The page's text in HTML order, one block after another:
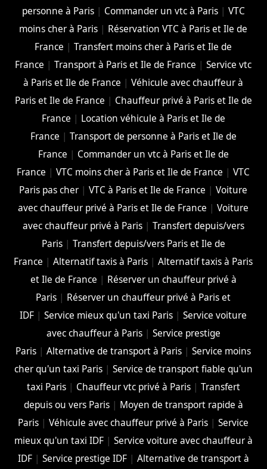
personne à Paris| Commander un vtc à Paris| VTC
moins cher à Paris | Réservation VTC à Paris et Ile de
France |Transfert moins cher à Paris et Ile de
France |Transport à Paris et Ile de France |Service vtc
à Paris et Ile de France |Véhicule avec chauffeur à
Paris et Ile de France | Chauffeur privé à Paris et Ile de
France | Location véhicule à Paris et Ile de
France | Transport de personne à Paris et Ile de
France | Commander un vtc à Paris et Ile de
France |VTC moins cher à Paris et Ile de France |VTC
Paris pas cher |VTC à Paris et Ile de France |Voiture
avec chauffeur privé à Paris et Ile de France |Voiture
avec chauffeur privé à Paris| Transfert depuis/vers
Paris| Transfert depuis/vers Paris et Ile de
France |Alternatif taxis à Paris |Alternatif taxis à Paris
et Ile de France | Réserver un chauffeur privé à
Paris | Réserver un chauffeur privé à Paris et
IDF |Service mieux qu'un taxi Paris |Service voiture
avec chauffeur à Paris| Service prestige
Paris |Alternative de transport à Paris |Service moins
cher qu'un taxi Paris| Service de transport fiable qu'un
taxi Paris| Chauffeur vtc privé à Paris| Transfert
depuis ou vers Paris| Moyen de transport rapide à
Paris |Véhicule avec chauffeur privé à Paris |Service
mieux qu'un taxi IDF| Service voiture avec chauffeur à
IDF| Service prestige IDF| Alternative de transport à